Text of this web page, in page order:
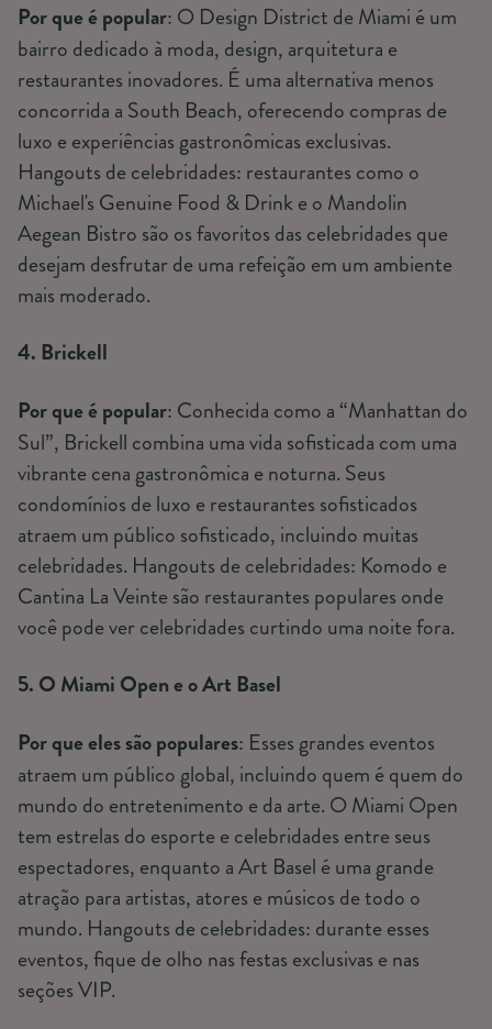
Por que é popular: O Design District de Miami é um
bairro dedicado à moda, design, arquitetura e
restaurantes inovadores. É uma alternativa menos
concorrida a South Beach, oferecendo compras de
luxo e experiências gastronômicas exclusivas.
Hangouts de celebridades: restaurantes como o
Michael's Genuine Food & Drink e o Mandolin
Aegean Bistro são os favoritos das celebridades que
desejam desfrutar de uma refeição em um ambiente
mais moderado.
4. Brickell
Por que é popular: Conhecida como a “Manhattan do
Sul”, Brickell combina uma vida sofisticada com uma
vibrante cena gastronômica e noturna. Seus
condomínios de luxo e restaurantes sofisticados
atraem um público sofisticado, incluindo muitas
celebridades. Hangouts de celebridades: Komodo e
Cantina La Veinte são restaurantes populares onde
você pode ver celebridades curtindo uma noite fora.
5. O Miami Open e o Art Basel
Por que eles são populares: Esses grandes eventos
atraem um público global, incluindo quem é quem do
mundo do entretenimento e da arte. O Miami Open
tem estrelas do esporte e celebridades entre seus
espectadores, enquanto a Art Basel é uma grande
atração para artistas, atores e músicos de todo o
mundo. Hangouts de celebridades: durante esses
eventos, fique de olho nas festas exclusivas e nas
seções VIP.